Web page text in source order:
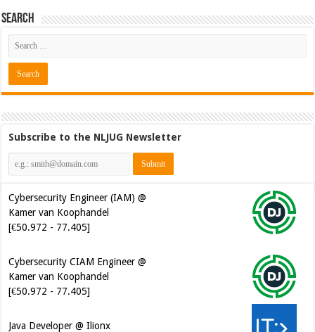
Search
Subscribe to the NLJUG Newsletter
Cybersecurity Engineer (IAM) @
Kamer van Koophandel
[€50.972 - 77.405]
Cybersecurity CIAM Engineer @
Kamer van Koophandel
[€50.972 - 77.405]
Java Developer @ Ilionx